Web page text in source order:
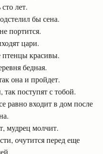
лет.
бы сена.
портится.
цари.
птенцы красивы.
бедная.
она и пройдет.
поступят с тобой.
равно входит в дом после
мудрец молчит.
очутится перед еще